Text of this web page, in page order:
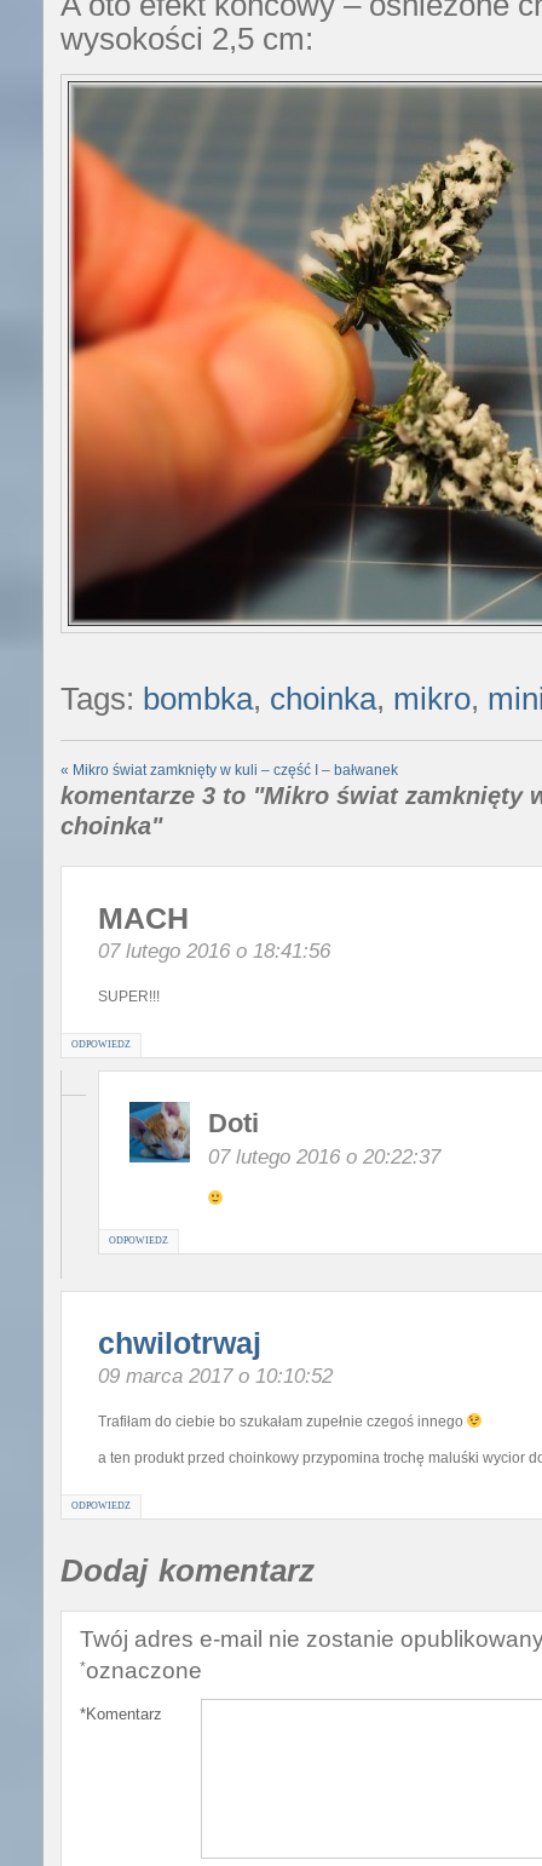
wysokości 2,5 cm:
Tags: bombka, choinka, mikro,
« Mikro świat zamknięty w kuli – część I – bałwanek
komentarze 3 to "Mikro świat zamknięty
choinka"
MACH
07 lutego 2016 o 18:41:56
SUPER!!!
ODPOWIEDZ
Doti
07 lutego 2016 o 20:22:37
ODPOWIEDZ
chwilotrwaj
09 marca 2017 o 10:10:52
Trafiłam do ciebie bo szukałam zupełnie czegoś innego
a ten produkt przed choinkowy przypomina trochę maluśki wycior
ODPOWIEDZ
Dodaj komentarz
Twój adres e-mail nie zostanie
oznaczone
*
Komentarz
*